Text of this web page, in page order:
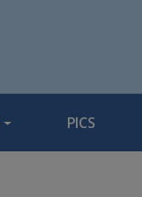
PICS